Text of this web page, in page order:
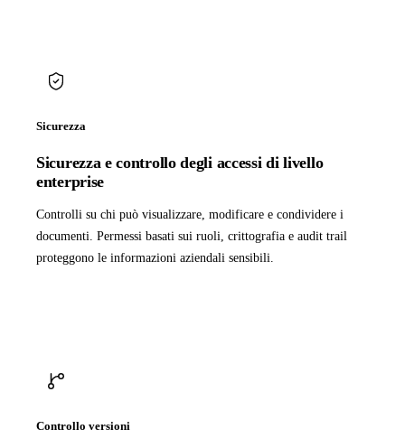
Sicurezza
Sicurezza e controllo degli accessi di livello
enterprise
Controlli su chi può visualizzare, modificare e condividere i
documenti. Permessi basati sui ruoli, crittografia e audit trail
proteggono le informazioni aziendali sensibili.
Controllo versioni